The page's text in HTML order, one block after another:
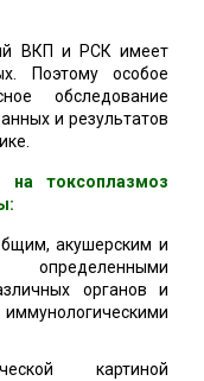
ВКП и РСК имеет
Поэтому особое
обследование
и результатов
токсоплазмоз
акушерским и
определенными
органов и
картиной